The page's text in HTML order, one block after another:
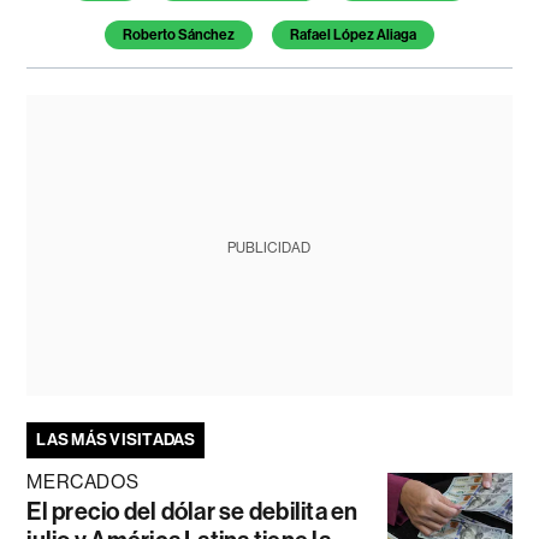
Roberto Sánchez Rafael López Aliaga
PUBLICIDAD
LAS MÁS VISITADAS
MERCADOS
El precio del dólar se debilita en